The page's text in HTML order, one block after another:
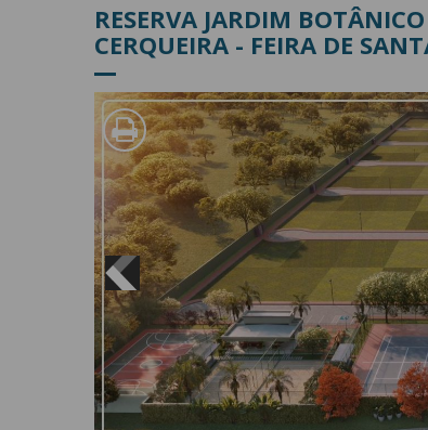
RESERVA JARDIM
CERQUEIRA - FEIRA DE